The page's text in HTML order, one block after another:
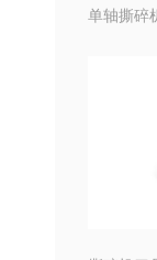
单轴撕碎